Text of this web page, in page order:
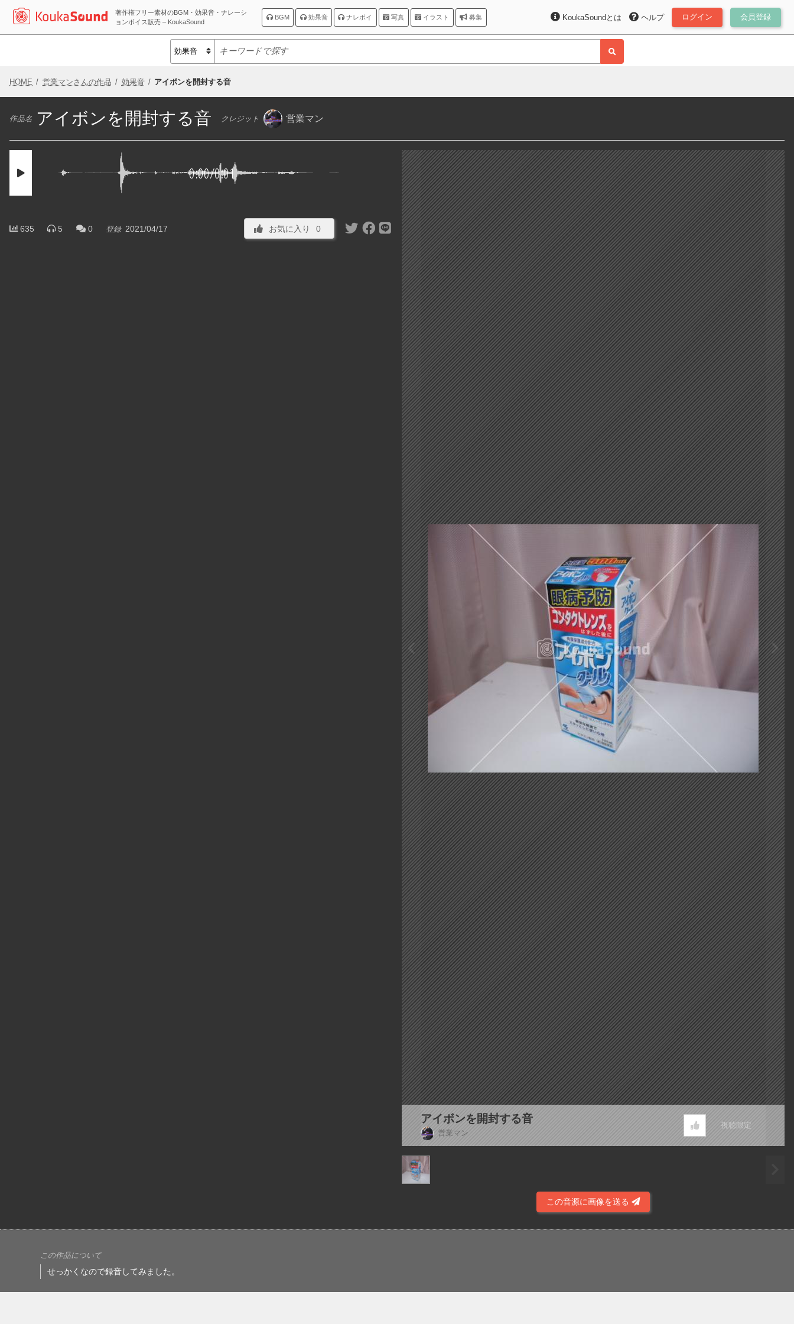
著作権フリー素材のBGM・効果音・ナレーシ
ョンボイス販売 – KoukaSound
BGM 効果音 ナレボイ 写真 イラスト 募集 ログイン 会員登録
ヘルプ
KoukaSoundとは
HOME 営業マンさんの作品 効果音 アイボンを開封する音
作品名 アイボンを開封する音 クレジット 営業マン
0:00/0:01
635 5 0 登録 2021/04/17 お気に入り 0
アイボンを開封する音
営業マン
視聴限定
この音源に画像を送る
この作品について
せっかくなので録音してみました。